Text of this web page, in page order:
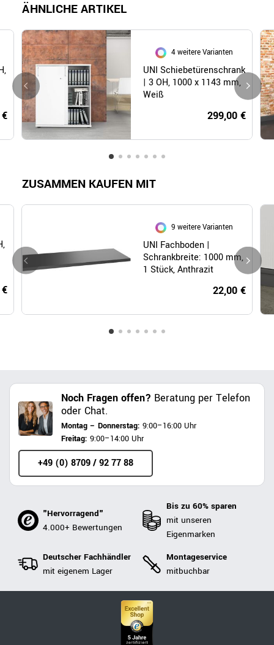
ÄHNLICHE ARTIKEL
4 weitere Varianten
UNI Schiebetürenschrank
| 3 OH, 1000 x 1143 mm,
Weiß
299,00 €
ZUSAMMEN KAUFEN MIT
9 weitere Varianten
UNI Fachboden |
Schrankbreite: 1000 mm,
1 Stück, Anthrazit
22,00 €
Noch Fragen offen? Beratung per Telefon
oder Chat.
Montag – Donnerstag: 9:00–16:00 Uhr
Freitag: 9:00–14:00 Uhr
+49 (0) 8709 / 92 77 88
"Hervorragend"
4.000+ Bewertungen
Bis zu 60% sparen
mit unseren
Eigenmarken
Deutscher Fachhändler
mit eigenem Lager
Montageservice
mitbuchbar